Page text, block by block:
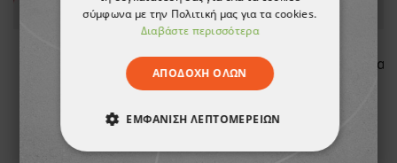
σύμφωνα με την Πολιτική μας για τα cookies.
Διαβάστε περισσότερα
ΑΠΟΔΟΧΉ ΌΛΩΝ
ΕΜΦΆΝΙΣΗ ΛΕΠΤΟΜΕΡΕΙΏΝ
ΑΠΟΛΎΤΩΣ ΑΠΑΡΑΊΤΗΤΑ